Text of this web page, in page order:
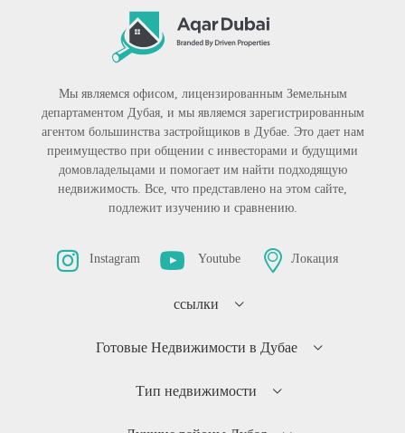
Мы являемся офисом, лицензированным Земельным
департаментом Дубая, и мы являемся зарегистрированным
агентом большинства застройщиков в Дубае. Это дает нам
преимущество при общении с инвесторами и будущими
домовладельцами и помогает им найти подходящую
недвижимость. Все, что представлено на этом сайте,
подлежит изучению и сравнению.
Instagram Youtube Локация
ссылки
Готовые Недвижимости в Дубае
Тип недвижимости